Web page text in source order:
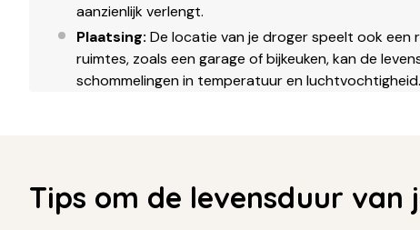
aanzienlijk verlengt.
Plaatsing: De locatie van je droger speelt ook een
ruimtes, zoals een garage of bijkeuken, kan de
schommelingen in temperatuur en luchtvochtigheid.
Tips om de levensduur van